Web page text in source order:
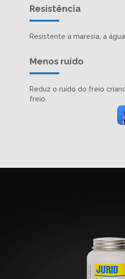
Resistência
Resistente a maresia, a
Menos ruído
Reduz o ruído do freio
freio.